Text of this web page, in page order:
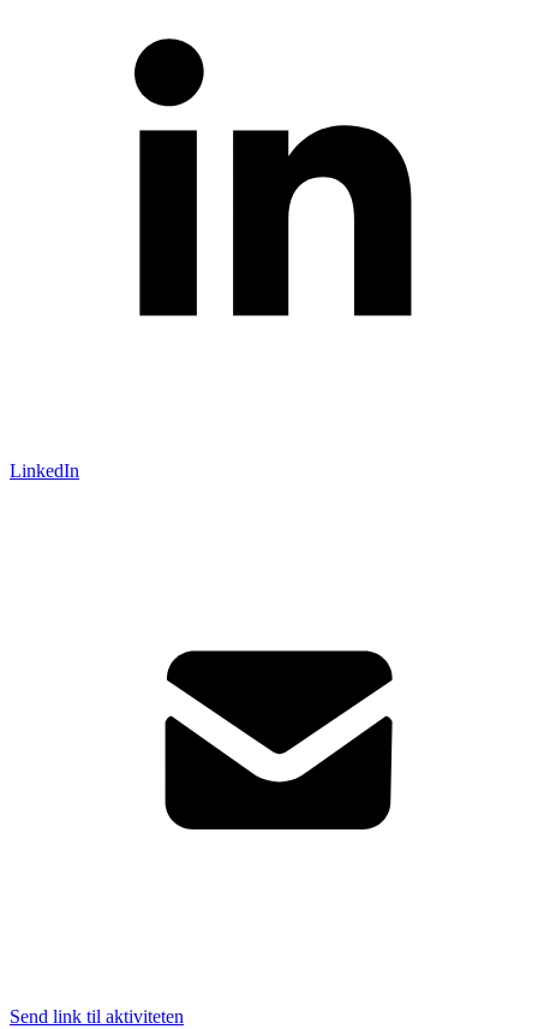
LinkedIn
Send link til aktiviteten